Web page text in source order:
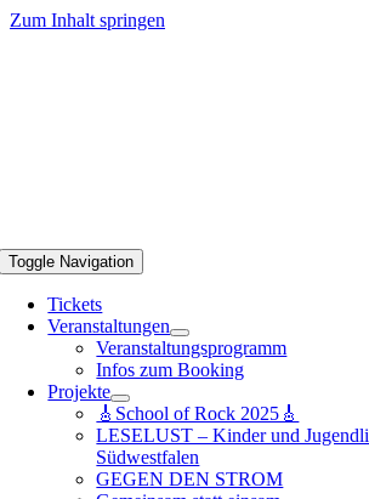
Zum Inhalt springen
Toggle Navigation
Tickets
Veranstaltungen
Veranstaltungsprogramm
Infos zum Booking
Projekte
🎸School of Rock 2025🎸
LESELUST – Kinder und
Südwestfalen
GEGEN DEN STROM